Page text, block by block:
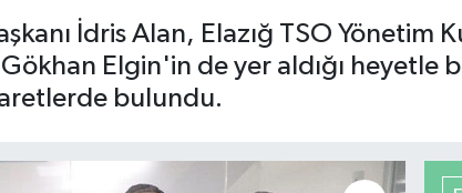
İdris Alan, Elazığ TSO Yönetim
Elgin'in de yer aldığı heyetle
bulundu.